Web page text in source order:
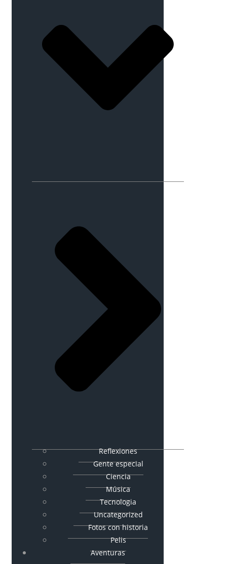
Reflexiones
Gente especial
Ciencia
Música
Tecnologia
Uncategorized
Fotos con historia
Pelis
Aventuras